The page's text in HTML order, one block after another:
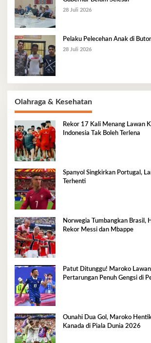
28 Juli 2026
Pelaku Pelecehan Anak di
28 Juli 2026
Olahraga & Kesehatan
Rekor 17 Kali Menang Lawan
Indonesia Tak Boleh Terlena
Spanyol Singkirkan Portugal,
Terhenti
Norwegia Tumbangkan Brasil,
Rekor Messi dan Mbappe
Patut Ditunggu! Maroko
Pertarungan Penuh Gengsi di
Ounahi Dua Gol, Maroko
Kanada di Piala Dunia 2026